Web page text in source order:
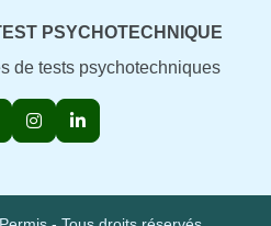
PSYCHOTECHNIQUE
de tests psychotechniques